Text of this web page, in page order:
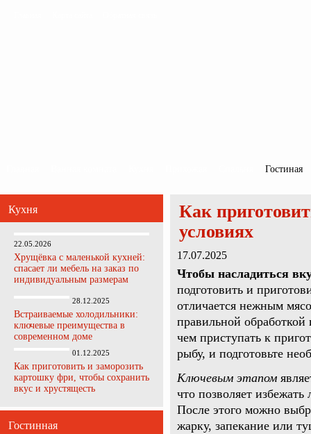
Гостиная
Кухня
22.05.2026
Хрущёвка с маленькой кухней:
спасает ли мебель на заказ по
индивидуальным размерам
28.12.2025
Встраиваемые холодильники:
ключевые преимущества в
современном доме
01.12.2025
Как приготовить и заморозить
картошку фри, чтобы сохранить
вкус и хрустящесть
Гостинная
Как
условиях
17.07.2025
Чтобы насладиться
подготовить и
отличается нежным
правильной
чем приступать к
рыбу, и подготовьте
Ключевым этапом
что позволяет
После этого можно
жарку, запекание или